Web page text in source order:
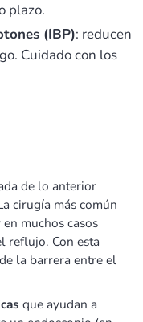
plazo.
(IBP): reducen
Cuidado con los
de lo anterior
cirugía más común
en muchos casos
reflujo. Con esta
la barrera entre el
que ayudan a